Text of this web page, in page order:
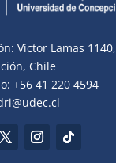
Víctor Lamas 1140,
Chile
+56 41 220 4594